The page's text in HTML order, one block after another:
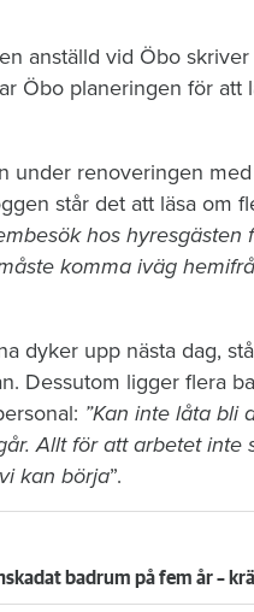
anställd vid Öbo skriver
Öbo planeringen för
under renoveringen
står det att läsa om
hos
komma iväg
dyker upp nästa dag,
Dessutom ligger flera
”Kan inte låta bli
Allt för att arbetet inte
kan börja”.
badrum på fem år –